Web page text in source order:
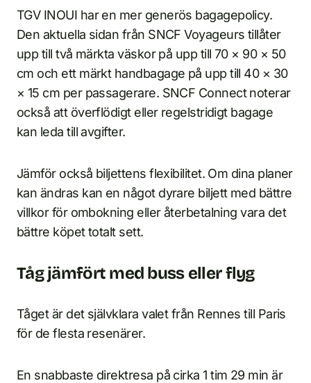
TGV INOUI har en mer generös bagagepolicy.
Den aktuella sidan från SNCF Voyageurs tillåter
upp till två märkta väskor på upp till 70 × 90 × 50
cm och ett märkt handbagage på upp till 40 × 30
× 15 cm per passagerare. SNCF Connect noterar
också att överflödigt eller regelstridigt bagage
kan leda till avgifter.
Jämför också biljettens flexibilitet. Om dina planer
kan ändras kan en något dyrare biljett med bättre
villkor för ombokning eller återbetalning vara det
bättre köpet totalt sett.
Tåg jämfört med buss eller flyg
Tåget är det självklara valet från Rennes till Paris
för de flesta resenärer.
En snabbaste direktresa på cirka 1 tim 29 min är